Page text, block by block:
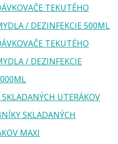
TEKUTÉHO
/ DEZINFEKCIE 500ML
TEKUTÉHO
/ DEZINFEKCIE
UTERÁKOV
SKLADANÝCH
MAXI